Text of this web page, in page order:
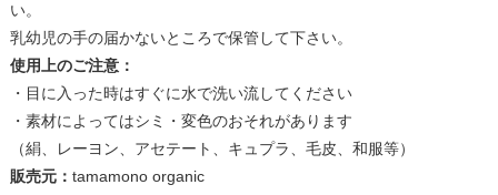
い。
乳幼児の手の届かないところで保管して下さい。
使用上のご注意：
・目に入った時はすぐに水で洗い流してください
・素材によってはシミ・変色のおそれがあります
（絹、レーヨン、アセテート、キュプラ、毛皮、和服等）
販売元： tamamono organic